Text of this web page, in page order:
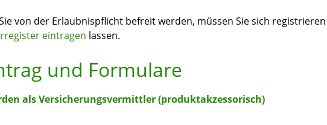
von der Erlaubnispflicht befreit werden, müssen Sie sich registrieren
eintragen lassen.
und Formulare
als Versicherungsvermittler (produktakzessorisch)